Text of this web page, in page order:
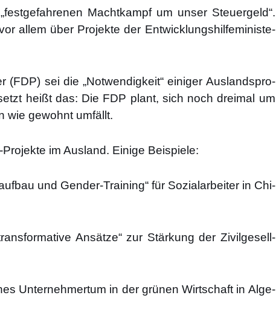
Macht­kampf um unser Steu­er­geld“.
allem über Pro­jek­te der Ent­wick­lungs­hil­fe­mi­nis­te­
(FDP) sei die „Not­wen­dig­keit“ eini­ger Aus­lands­pro­
heißt das: Die FDP plant, sich noch drei­mal um
wie gewohnt umfällt.
im Aus­land. Eini­ge Bei­spie­le:
und Gen­der-Trai­ning“ für Sozi­al­ar­bei­ter in Chi­
Ansät­ze“ zur Stär­kung der Zivil­ge­sell­
Unter­neh­mer­tum in der grü­nen Wirt­schaft in Alge­